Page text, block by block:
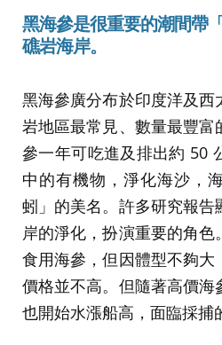
黑海參是很重要的潮間帶
礁岩海岸。
黑海參廣分布於印度洋及
岩地區最常見、數量最豐
參一年可吃進及排出約 50
中的有機物，淨化海沙，
蚓」的美名。許多研究報
岸的淨化，扮演重要的角
食用海參，但因體型不夠
價格並不高。但隨著高價海
也開始水漲船高，面臨採捕